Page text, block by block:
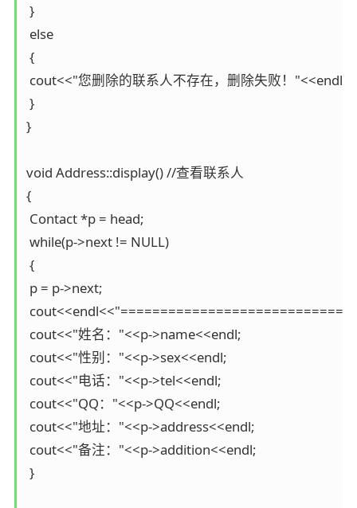
}
else
{
cout<<"您删除的联系人不存在，删除失败！"<<endl;
}
}
void Address::display() //查看联系人
{
Contact *p = head;
while(p->next != NULL)
{
p = p->next;
cout<<"姓名："<<p->name<<endl;
cout<<"性别："<<p->sex<<endl;
cout<<"电话："<<p->tel<<endl;
cout<<"QQ："<<p->QQ<<endl;
cout<<"地址："<<p->address<<endl;
cout<<"备注："<<p->addition<<endl;
}